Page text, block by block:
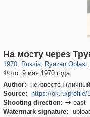
На мосту через
1970, Russia
1,406,837
, Ryazan Oblast
14,488 207
,
10,291
Фото: 9 мая 1970 года
Author:
неизвестен
Source:
https://ok.ru/profile/
Shooting direction:  east
Watermark signature: